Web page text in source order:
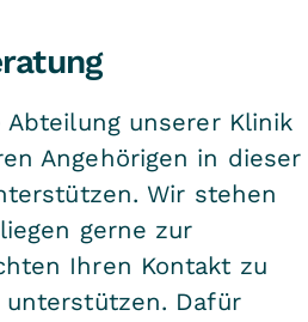
Abteilung unserer Klinik
Angehörigen in dieser
Wir stehen
gerne zur
Ihren Kontakt zu
unterstützen. Dafür